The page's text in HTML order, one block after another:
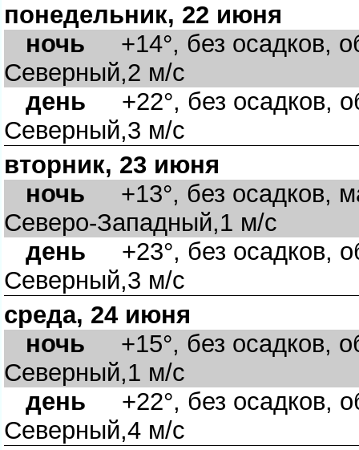
понедельник, 22 июня
ночь +14°, без осадков,
Северный,2 м/с
день +22°, без осадков,
Северный,3 м/с
торник, 23 июня
ночь +13°, без осадков,
Северо-Западный,1 м/с
день +23°, без осадков,
Северный,3 м/с
среда, 24 июня
ночь +15°, без осадков,
Северный,1 м/с
день +22°, без осадков,
Северный,4 м/с